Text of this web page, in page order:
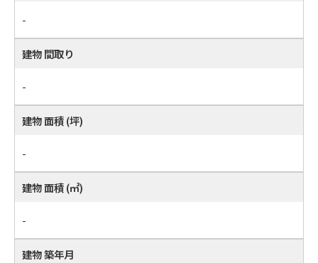
-
建物 間取り
-
建物 面積 (坪)
-
建物 面積 (㎡)
-
建物 築年月